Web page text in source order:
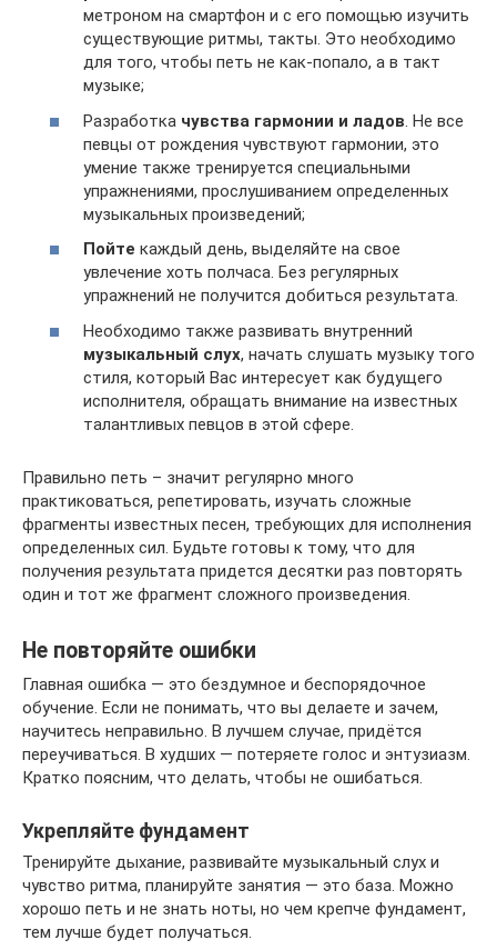
метроном на смартфон и с его помощью изучить
существующие ритмы, такты. Это необходимо
для того, чтобы петь не как-попало, а в такт
музыке;
Разработка чувства гармонии и ладов . Не все
певцы от рождения чувствуют гармонии, это
умение также тренируется специальными
упражнениями, прослушиванием определенных
музыкальных произведений;
Пойте каждый день, выделяйте на свое
увлечение хоть полчаса. Без регулярных
упражнений не получится добиться результата.
Необходимо также развивать внутренний
музыкальный слух, начать слушать музыку того
стиля, который Вас интересует как будущего
исполнителя, обращать внимание на известных
талантливых певцов в этой сфере.
Правильно петь – значит регулярно много
практиковаться, репетировать, изучать сложные
фрагменты известных песен, требующих для исполнения
определенных сил. Будьте готовы к тому, что для
получения результата придется десятки раз повторять
один и тот же фрагмент сложного произведения.
Не повторяйте ошибки
Главная ошибка — это бездумное и беспорядочное
обучение. Если не понимать, что вы делаете и зачем,
научитесь неправильно. В лучшем случае, придётся
переучиваться. В худших — потеряете голос и энтузиазм.
Кратко поясним, что делать, чтобы не ошибаться.
Укрепляйте фундамент
Тренируйте дыхание, развивайте музыкальный слух и
чувство ритма, планируйте занятия — это база. Можно
хорошо петь и не знать ноты, но чем крепче фундамент,
тем лучше будет получаться.